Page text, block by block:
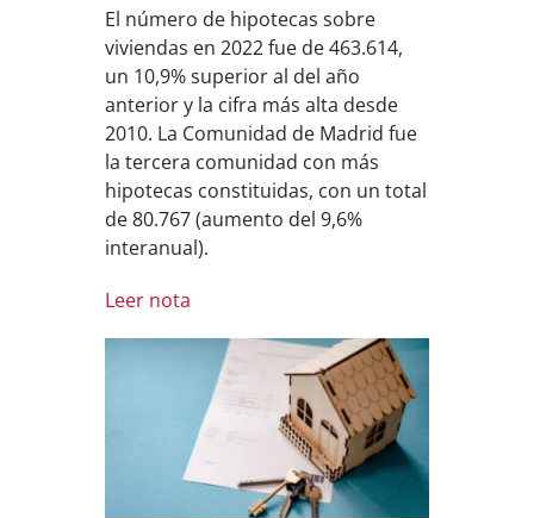
El número de hipotecas sobre
viviendas en 2022 fue de 463.614,
un 10,9% superior al del año
anterior y la cifra más alta desde
2010. La Comunidad de Madrid fue
la tercera comunidad con más
hipotecas constituidas, con un total
de 80.767 (aumento del 9,6%
interanual).
Leer nota